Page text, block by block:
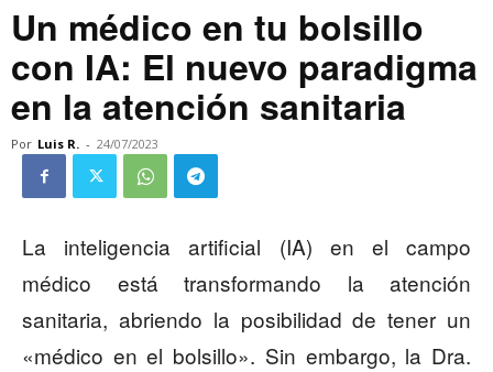
Un médico en tu bolsillo
con IA: El nuevo paradigma
en la atención sanitaria
Por Luis R. - 24/07/2023
La inteligencia artificial (IA) en el campo
médico está transformando la atención
sanitaria, abriendo la posibilidad de tener un
«médico en el bolsillo». Sin embargo, la Dra.